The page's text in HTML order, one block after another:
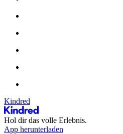
Kindred
Hol dir das volle Erlebnis.
App herunterladen